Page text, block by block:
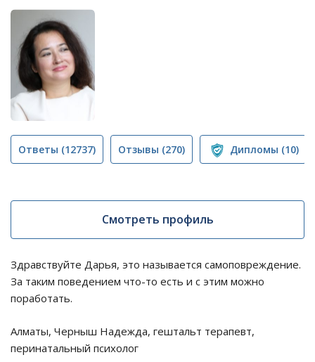
Ответы (12737) Отзывы (270) Дипломы (10)
Смотреть профиль
Здравствуйте Дарья, это называется самоповреждение.
За таким поведением что-то есть и с этим можно
поработать.
Алматы, Черныш Надежда, гештальт терапевт,
перинатальный психолог